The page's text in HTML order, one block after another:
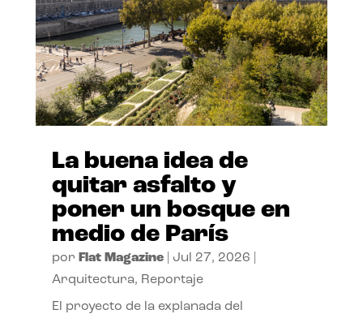
La buena idea de
quitar asfalto y
poner un bosque en
medio de París
por Flat Magazine| Jul 27, 2026
Arquitectura, Reportaje
El proyecto de la explanada del